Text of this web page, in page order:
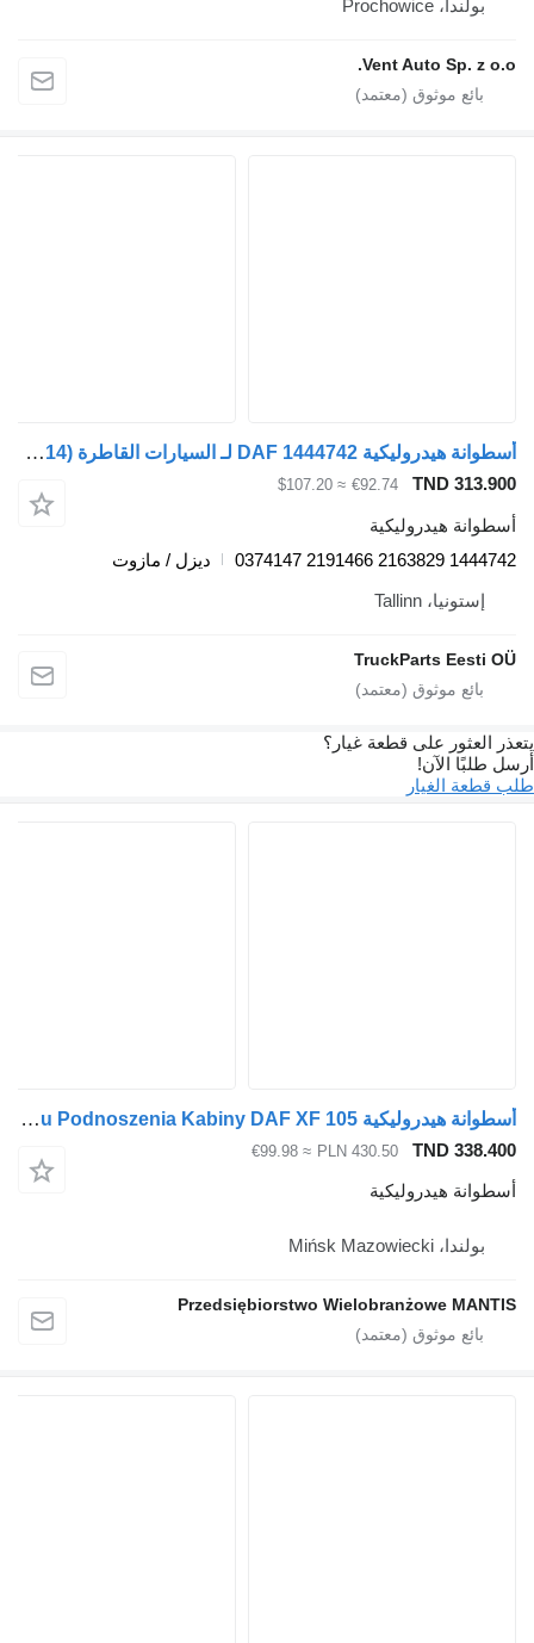
بولندا، Prochowice
Vent Auto Sp. z
أسطوانة هيدروليكية DAF 1444742 لـ السيارات القاطرة DAF XF95, XF105 (2001-2014)
TND
€92.74
≈ $107.20
هيدروليكية
1444742 2163829 2191466
ديزل / مازوت
إستونيا، Tallinn
TruckParts Eesti
العثور على قطعة غيار؟
طلبًا الآن!
قطعة الغيار
أسطوانة هيدروليكية DAF Siłownik Wywrotu Podnoszenia Kabiny DAF XF 105 لـ السيارات القاطرة
TND
PLN 430.50
≈ €99.98
هيدروليكية
بولندا، Mińsk Mazowiecki
Przedsiębiorstwo Wielobranżowe